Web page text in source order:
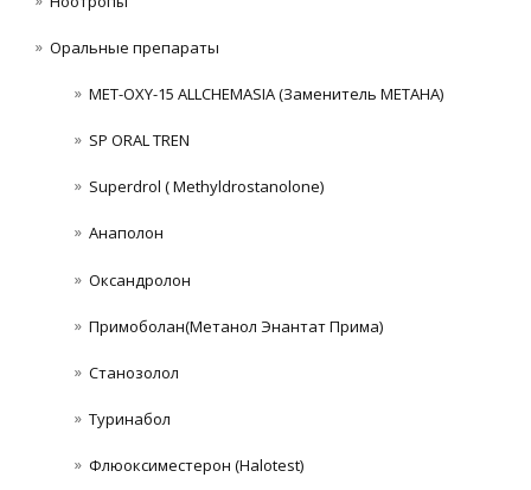
Оральные препараты
MET-OXY-15 ALLCHEMASIA (Заменитель МЕТАНА)
SP ORAL TREN
Superdrol ( Methyldrostanolone)
Анаполон
Оксандролон
Примоболан(Метанол Энантат Прима)
Станoзолол
Туринабол
Флюоксиместерон (Halotest)